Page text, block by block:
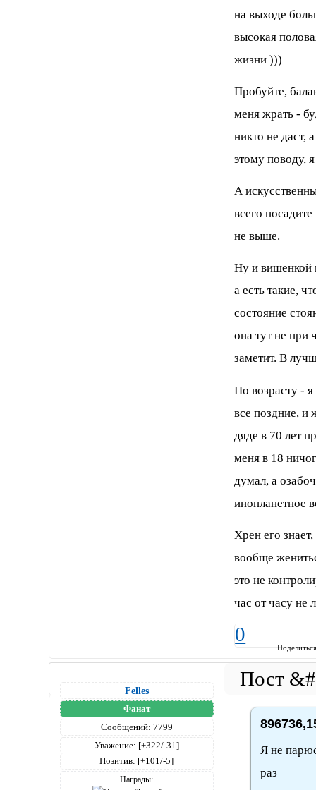
на выходе
высокая
жизни )))
Пробуйте,
меня жрать -
никто не даст,
этому поводу,
А
всего
не выше.
Ну и вишенкой
а есть такие,
состояние
она тут не при
заметит. В
По возрасту -
все поздние, и
дяде в 70 лет
меня в 18
думал, а
инопланетное
Хрен его
вообще
это не
час от часу не
0
Felles
Фанат
Сообщений: 7799
Уважение: [+322/-31]
Позитив: [+101/-5]
Награды:
Я не
раз